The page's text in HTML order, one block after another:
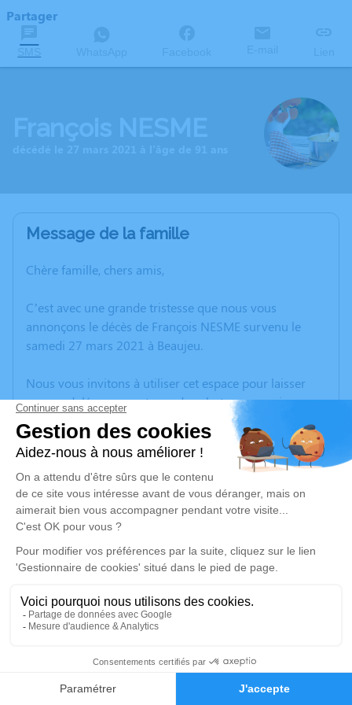
Faire-part Hommages
Partager
Message de la famille
Chère famille, chers amis,
C’est avec une grande tristesse que nous vous
annonçons le décès de François NESME survenu le
samedi 27 mars 2021 à Beaujeu.
Nous vous invitons à utiliser cet espace pour laisser
vos condoléances, partager des photos souvenirs, une
anecdote ou exprimer vos pensées à travers des
poèmes ou des textes. Cet endroit est un lieu
d'expression dédié à honorer la mémoire de François
NESME.
Un service de plantation d’arbre hommage est
disponible ici.
Je rends hommage
Cérémonie religieuse
Église Saint Etienne de Lantignié
69430 Lantignié